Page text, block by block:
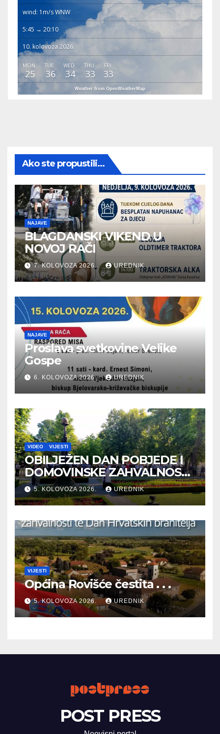
wind: 1m/s WNW
5:45 → 20:10
10. kolovoza 2026.
MON
25
TUE
36
WED
34
THU
33
FRI
33
Weather from OpenWeatherMap
Ako ste propustili...
NAJAVE
BLAGDANSKI VIKEND U
NOVOJ RAČI
7. KOLOVOZA 2026. UREDNIK
NAJAVE
Proslava svetkovine Velike
Gospe
6. KOLOVOZA 2026. UREDNIK
VIDEO VIJESTI
OBILJEŽEN DAN POBJEDE I
DOMOVINSKE ZAHVALNOSTI
TE DAN HRVATSKIH
BRANITELJA
5. KOLOVOZA 2026. UREDNIK
VIJESTI
Općina Rovišće čestita . . .
5. KOLOVOZA 2026. UREDNIK
POST PRESS